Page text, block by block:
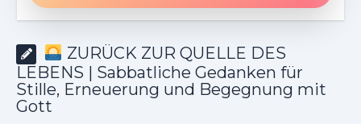
ZURÜCK ZUR QUELLE DES
LEBENS | Sabbatliche Gedanken für
Stille, Erneuerung und Begegnung mit
Gott